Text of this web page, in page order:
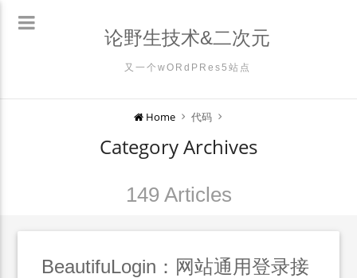
论野生技术&二次元
又一个wORdPRes5站点
Home 代码
Category Archives
149 Articles
BeautifuLogin：网站通用登录接